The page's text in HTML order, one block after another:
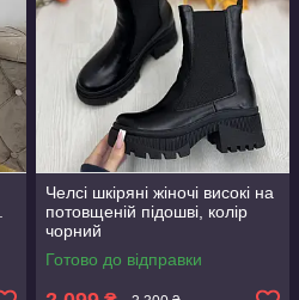
Челсі шкіряні жіночі високі на
потовщеній підошві, колір
чорний
Готово до відправки